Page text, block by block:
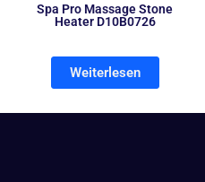
Spa Pro Massage Stone
Heater D10B0726
Weiterlesen